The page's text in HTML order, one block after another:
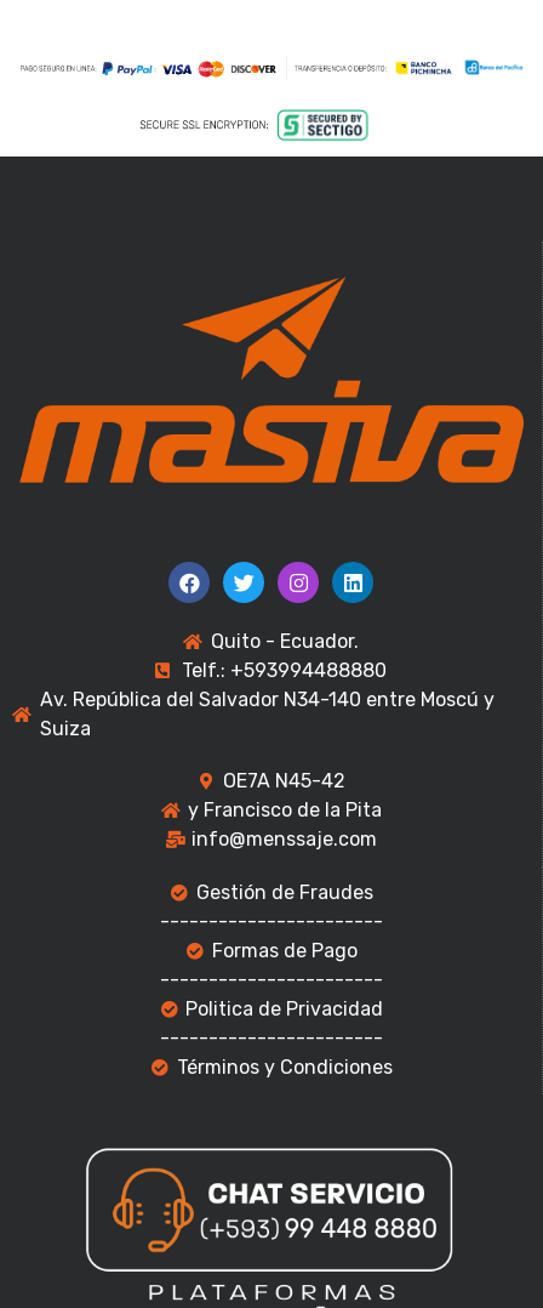
Quito - Ecuador.
Telf.: +593994488880
Av. República del Salvador N34-140 entre Moscú y
Suiza
OE7A N45-42
y Francisco de la Pita
info@menssaje.com
Gestión de Fraudes
-----------------------
Formas de Pago
-----------------------
Politica de Privacidad
-----------------------
Términos y Condiciones